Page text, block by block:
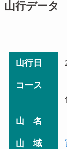
山行データ
山行日
コース
山 名
山 域